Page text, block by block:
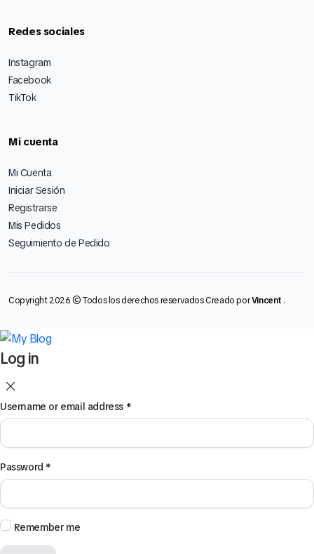
Redes sociales
Instagram
Facebook
TikTok
Mi cuenta
Mi Cuenta
Iniciar Sesión
Registrarse
Mis Pedidos
Seguimiento de Pedido
Copyright 2026 © Todos los derechos reservados Creado porVincent .
Log in
Username or email address *
Password *
Remember me